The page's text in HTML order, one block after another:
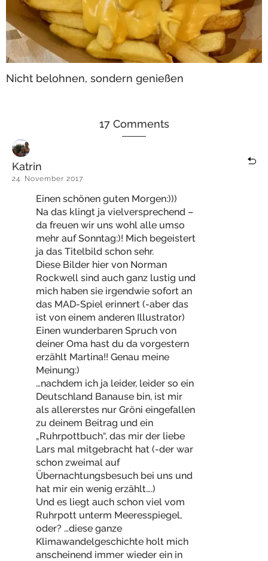
Nicht belohnen, sondern genießen
17 Comments
Katrin
24. November 2017
Einen schönen guten Morgen:)))
Na das klingt ja vielversprechend –
da freuen wir uns wohl alle umso
mehr auf Sonntag:)! Mich begeistert
ja das Titelbild schon sehr.
Diese Bilder hier von Norman
Rockwell sind auch ganz lustig und
mich haben sie irgendwie sofort an
das MAD-Spiel erinnert (-aber das
ist von einem anderen Illustrator)
Einen wunderbaren Spruch von
deiner Oma hast du da vorgestern
erzählt Martina!! Genau meine
Meinung:)
…nachdem ich ja leider, leider so ein
Deutschland Banause bin, ist mir
als allererstes nur Gröni eingefallen
zu deinem Beitrag und ein
„Ruhrpottbuch“, das mir der liebe
Lars mal mitgebracht hat (-der war
schon zweimal auf
Übernachtungsbesuch bei uns und
hat mir ein wenig erzählt….)
Und es liegt auch schon viel vom
Ruhrpott unterm Meeresspiegel,
oder? …diese ganze
Klimawandelgeschichte holt mich
anscheinend immer wieder ein in